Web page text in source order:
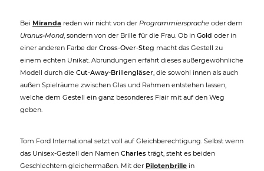
Bei Miranda reden wir nicht von der Programmiersprache oder dem
Uranus-Mond, sondern von der Brille für die Frau. Ob in Gold oder in
einer anderen Farbe der Cross-Over-Steg macht das Gestell zu
einem echten Unikat. Abrundungen erfährt dieses außergewöhnliche
Modell durch die Cut-Away-Brillengläser, die sowohl innen als auch
außen Spielräume zwischen Glas und Rahmen entstehen lassen,
welche dem Gestell ein ganz besonderes Flair mit auf den Weg
geben.
Tom Ford International setzt voll auf Gleichberechtigung. Selbst wenn
das Unisex-Gestell den Namen Charles trägt, steht es beiden
Geschlechtern gleichermaßen. Mit der Pilotenbrille in